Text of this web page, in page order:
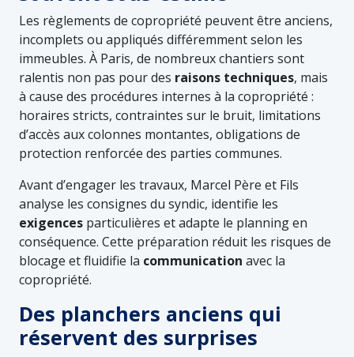
Les règlements de copropriété peuvent être anciens,
incomplets ou appliqués différemment selon les
immeubles. À Paris, de nombreux chantiers sont
ralentis non pas pour des raisons techniques, mais
à cause des procédures internes à la copropriété :
horaires stricts, contraintes sur le bruit, limitations
d’accès aux colonnes montantes, obligations de
protection renforcée des parties communes.
Avant d’engager les travaux, Marcel Père et Fils
analyse les consignes du syndic, identifie les
exigences particulières et adapte le planning en
conséquence. Cette préparation réduit les risques de
blocage et fluidifie la communication avec la
copropriété.
Des planchers anciens qui
réservent des surprises